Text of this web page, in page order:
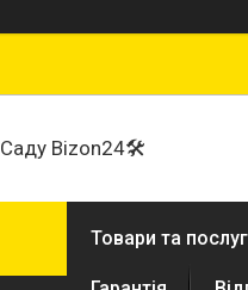
Bizon24🛠
Товари та